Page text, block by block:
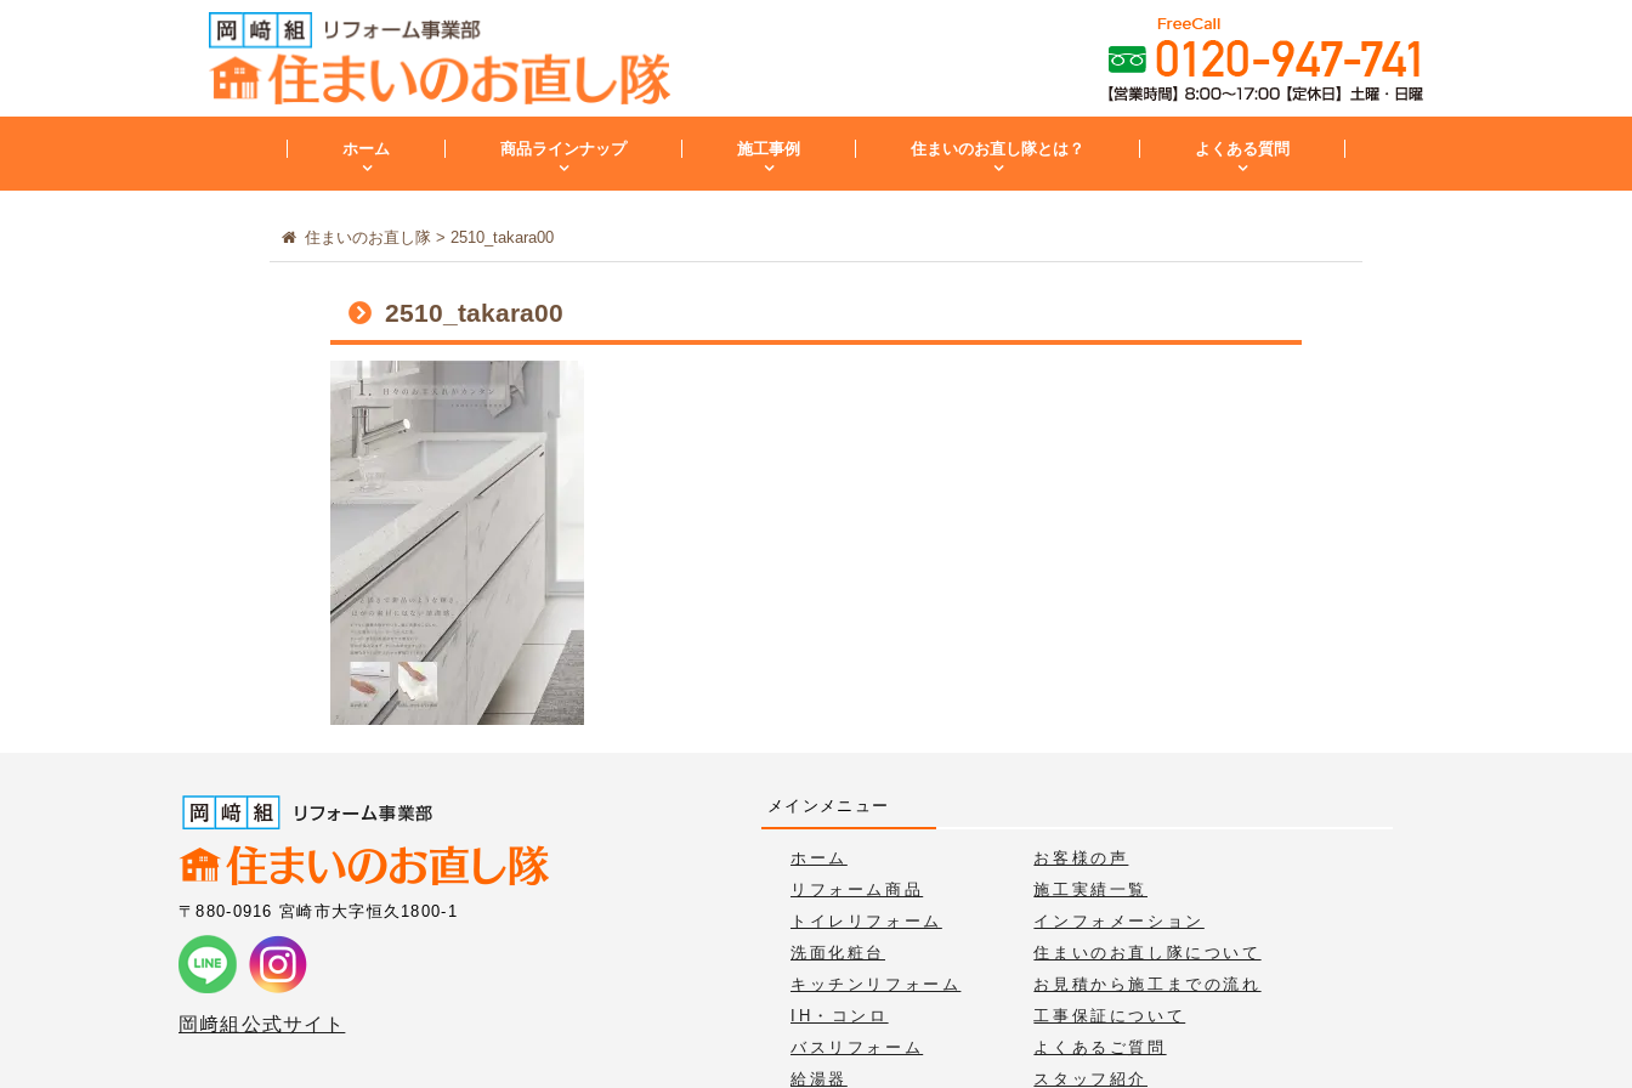
ホーム 商品ラインナップ
トイレリフォーム 洗面台 レンジフード IH・コンロ
施工事例
トイレ キッチン バスルーム 洗面化粧台 コンロ
レンジフード
その他
住まいのお直し隊とは？
会社案内 スタッフ紹介 お客様の声 お見積から施工までの流れ
工事保証について
よくある質問
住まいのお直し隊> 2510_takara00
2510_takara00
〒880-0916 宮崎市大字恒久1800-1
岡﨑組公式サイト
メインメニュー
ホーム
リフォーム商品
トイレリフォーム
洗面化粧台
キッチンリフォーム
IH・コンロ
バスリフォーム
給湯器
お客様の声
施工実績一覧
インフォメーション
住まいのお直し隊について
お見積から施工までの流れ
工事保証について
よくあるご質問
スタッフ紹介